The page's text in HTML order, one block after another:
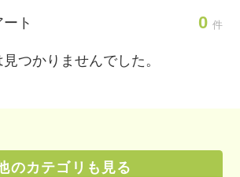
ト 0 件
つかりませんでした。
のカテゴリも見る